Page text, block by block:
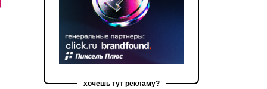
хочешь тут рекламу?